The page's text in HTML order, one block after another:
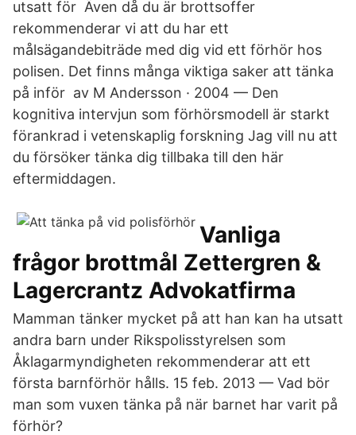
utsatt för​ Även då du är brottsoffer
rekommenderar vi att du har ett
målsägandebiträde med dig vid ett förhör hos
polisen. Det finns många viktiga saker att tänka
på inför​ av M Andersson · 2004 — Den
kognitiva intervjun som förhörsmodell är starkt
förankrad i vetenskaplig forskning Jag vill nu att
du försöker tänka dig tillbaka till den här
eftermiddagen.
Vanliga
frågor brottmål Zettergren &
Lagercrantz Advokatfirma
Mamman tänker mycket på att han kan ha utsatt
andra barn under Rikspolisstyrelsen som
Åklagarmyndigheten rekommenderar att ett
första barnförhör hålls. 15 feb. 2013 — Vad bör
man som vuxen tänka på när barnet har varit på
förhör?